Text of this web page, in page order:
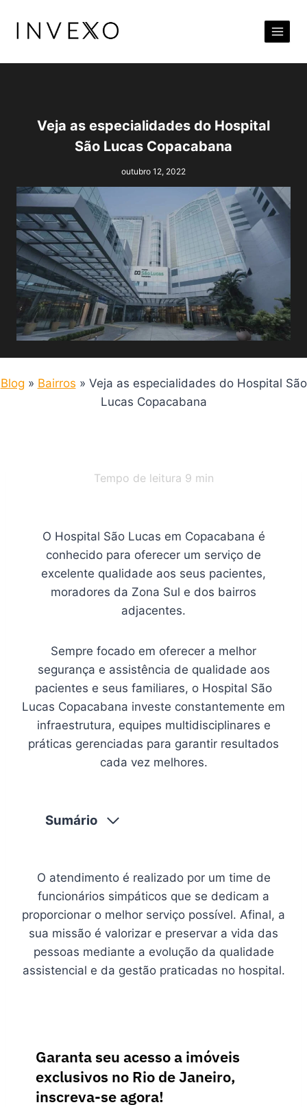
para
Conteúdo
Veja as especialidades do Hospital
São Lucas Copacabana
outubro 12, 2022
Blog » Bairros » Veja as especialidades do Hospital São
Lucas Copacabana
Tempo de leitura 9 min
O Hospital São Lucas em Copacabana é
conhecido para oferecer um serviço de
excelente qualidade aos seus pacientes,
moradores da Zona Sul e dos bairros
adjacentes.
​​​​​​​Sempre focado em oferecer a melhor
segurança e assistência de qualidade aos
pacientes e seus familiares, o Hospital São
Lucas Copacabana investe constantemente em
infraestrutura, equipes multidisciplinares e
práticas gerenciadas para garantir resultados
cada vez melhores.
Sumário
O atendimento é realizado por um time de
funcionários simpáticos que se dedicam a
proporcionar o melhor serviço possível. Afinal, a
sua missão é valorizar e preservar a vida das
pessoas mediante a evolução da qualidade
assistencial e da gestão praticadas no hospital.
Garanta seu acesso a imóveis
exclusivos no Rio de Janeiro,
inscreva-se agora!